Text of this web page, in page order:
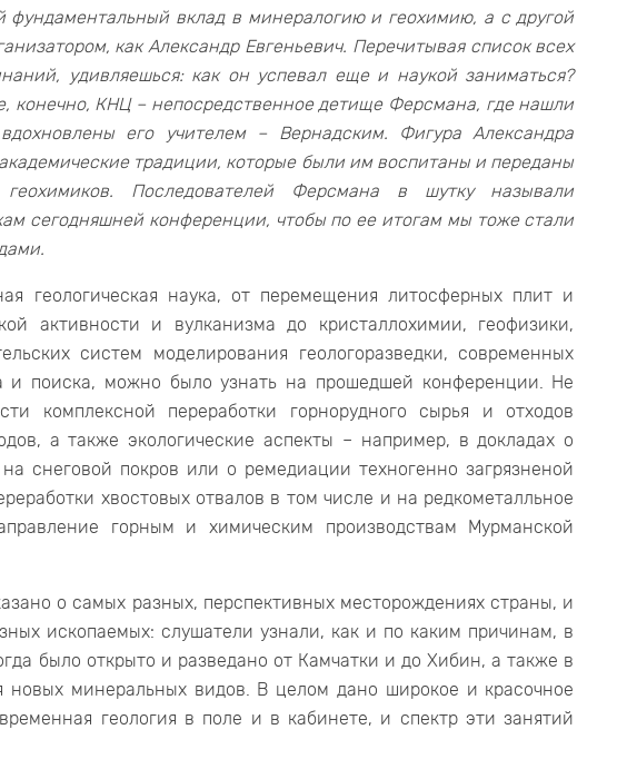
фундаментальный вклад в минералогию и геохимию, а с другой
как Александр Евгеньевич. Перечитывая список всех
удивляешься: как он успевал еще и наукой заниматься?
конечно, КНЦ – непосредственное детище Ферсмана, где нашли
его учителем – Вернадским. Фигура Александра
традиции, которые были им воспитаны и переданы
Последователей Ферсмана в шутку называли
сегодняшней конференции, чтобы по ее итогам мы тоже стали
геологическая наука, от перемещения литосферных плит и
активности и вулканизма до кристаллохимии, геофизики,
систем моделирования геологоразведки, современных
и поиска, можно было узнать на прошедшей конференции. Не
комплексной переработки горнорудного сырья и отходов
а также экологические аспекты – например, в докладах о
снеговой покров или о ремедиации техногенно загрязненой
хвостовых отвалов в том числе и на редкометалльное
горным и химическим производствам Мурманской
о самых разных, перспективных месторождениях страны, и
ископаемых: слушатели узнали, как и по каким причинам, в
было открыто и разведано от Камчатки и до Хибин, а также в
минеральных видов. В целом дано широкое и красочное
геология в поле и в кабинете, и спектр эти занятий